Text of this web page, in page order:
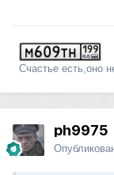
Счастье есть,оно
ph9975